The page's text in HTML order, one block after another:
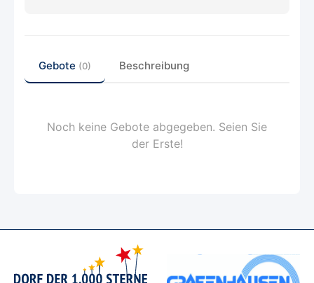
Gebote (0) Beschreibung
Noch keine Gebote abgegeben. Seien Sie
der Erste!